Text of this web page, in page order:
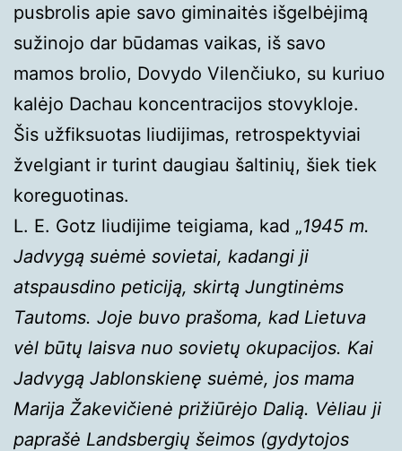
pusbrolis apie savo giminaitės išgelbėjimą
sužinojo dar būdamas vaikas, iš savo
mamos brolio, Dovydo Vilenčiuko, su kuriuo
kalėjo Dachau koncentracijos stovykloje.
Šis užfiksuotas liudijimas, retrospektyviai
žvelgiant ir turint daugiau šaltinių, šiek tiek
koreguotinas.
L. E. Gotz liudijime teigiama, kad „1945 m.
Jadvygą suėmė sovietai, kadangi ji
atspausdino peticiją, skirtą Jungtinėms
Tautoms. Joje buvo prašoma, kad Lietuva
vėl būtų laisva nuo sovietų okupacijos. Kai
Jadvygą Jablonskienę suėmė, jos mama
Marija Žakevičienė prižiūrėjo Dalią. Vėliau ji
paprašė Landsbergių šeimos (gydytojos